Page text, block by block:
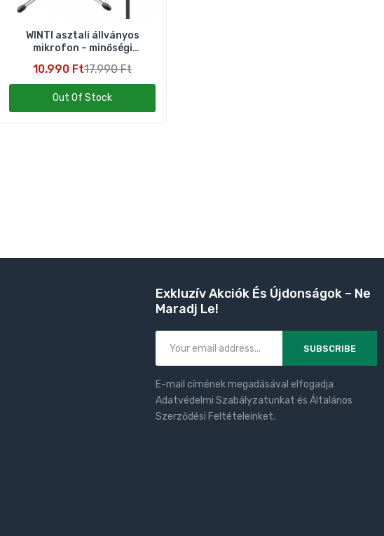
WINTI asztali állványos
mikrofon – minőségi
10.990 Ft17.990 Ft
Out Of Stock
Exkluzív Akciók És Újdonságok – Ne
Maradj Le!
SUBSCRIBE
E-mail címének megadásával elfogadja
Adatvédelmi Szabályzatunkat és Általános
Szerződési Feltételeinket.